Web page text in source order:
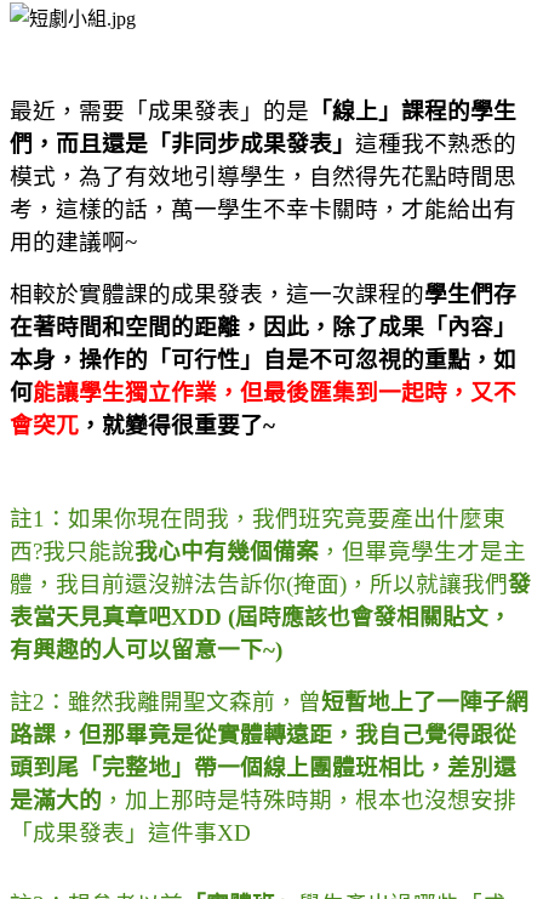
最近，需要「成果發表」的是 「線上」課程的學生
們，而且還是「非同步成果發表」 這種我不熟悉的
模式，為了有效地引導學生，自然得先花點時間思
考，這樣的話，萬一學生不幸卡關時，才能給出有
用的建議啊~
相較於實體課的成果發表，這一次課程的學生們存
在著時間和空間的距離，因此，除了成果「內容」
本身，操作的「可行性」自是不可忽視的重點，如
何能讓學生獨立作業，但最後匯集到一起時，又不
會突兀 ，就變得很重要了~
註1 ：如果你現在問我，我們班究竟要產出什麼東
西?我只能說我心中有幾個備案 ，但畢竟學生才是主
體，我目前還沒辦法告訴你(掩面) ，所以就讓我們發
表當天見真章吧XDD (屆時應該也會發相關貼文，
有興趣的人可以留意一下~)
註2 ：雖然我離開聖文森前，曾短暫地上了一陣子網
路課，但那畢竟是從實體轉遠距，我自己覺得跟從
頭到尾「完整地」帶一個線上團體班相比，差別還
是滿大的 ，加上那時是特殊時期，根本也沒想安排
「成果發表」這件事XD